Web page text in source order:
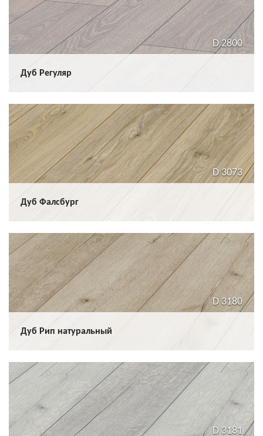
Дуб Регуляр
D 2800
Дуб Фалсбург
D 3073
Дуб Рип натуральный
D 3180
D 3181